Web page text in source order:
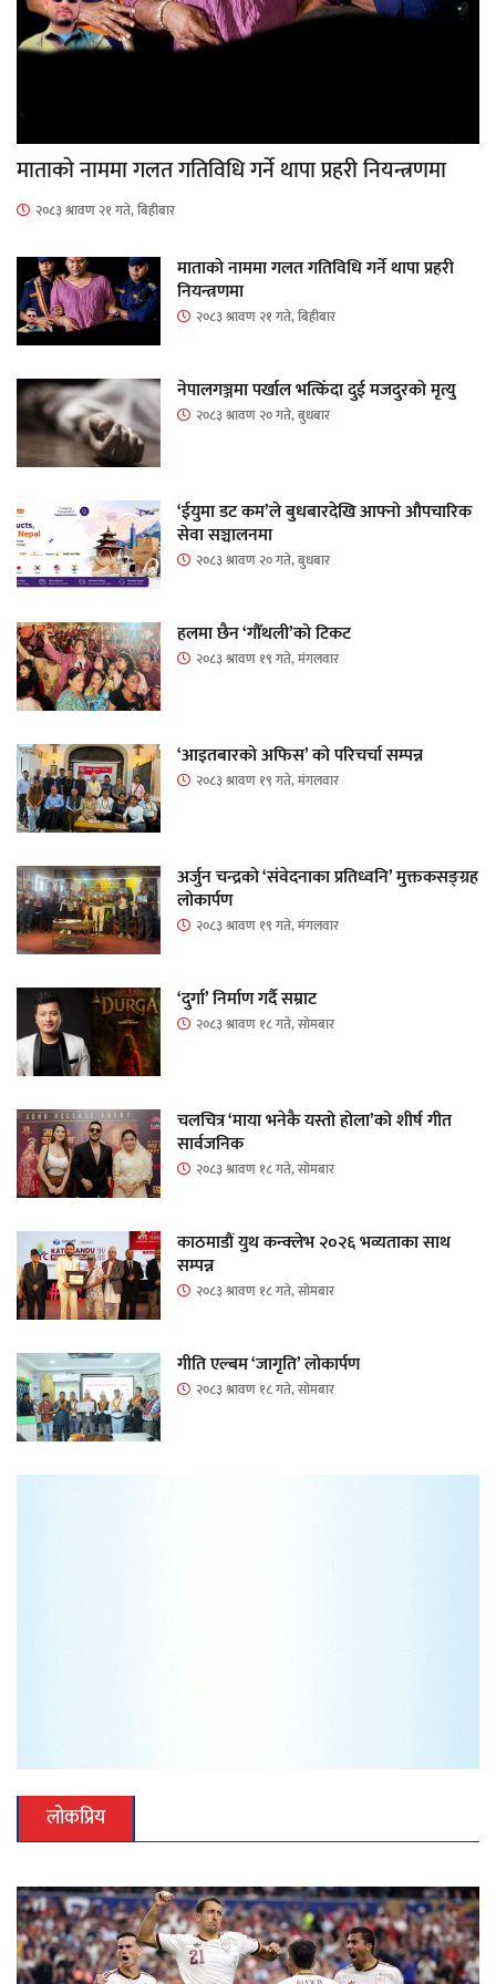
माताकाे नाममा गलत गतिविधि गर्ने थापा प्रहरी नियन्त्रणमा
२०८३ श्रावण २१ गते, बिहीबार
माताकाे नाममा गलत गतिविधि गर्ने थापा प्रहरी
नियन्त्रणमा
२०८३ श्रावण २१ गते, बिहीबार
नेपालगञ्जमा पर्खाल भत्किँदा दुई मजदुरको मृत्यु
२०८३ श्रावण २० गते, बुधबार
‘ईयुमा डट कम’ले बुधबारदेखि आफ्नो औपचारिक
सेवा सञ्चालनमा
२०८३ श्रावण २० गते, बुधबार
हलमा छैन ‘गौँथली’को टिकट
२०८३ श्रावण १९ गते, मंगलवार
‘आइतबारको अफिस’ को परिचर्चा सम्पन्न
२०८३ श्रावण १९ गते, मंगलवार
अर्जुन चन्द्रको ‘संवेदनाका प्रतिध्वनि’ मुक्तकसङ्ग्रह
लोकार्पण
२०८३ श्रावण १९ गते, मंगलवार
‘दुर्गा’ निर्माण गर्दै सम्राट
२०८३ श्रावण १८ गते, सोमबार
चलचित्र ‘माया भनेकै यस्तो होला’को शीर्ष गीत
सार्वजनिक
२०८३ श्रावण १८ गते, सोमबार
काठमाडौं युथ कन्क्लेभ २०२६ भव्यताका साथ
सम्पन्न
२०८३ श्रावण १८ गते, सोमबार
गीति एल्बम ‘जागृति’ लोकार्पण
२०८३ श्रावण १८ गते, सोमबार
लोकप्रिय